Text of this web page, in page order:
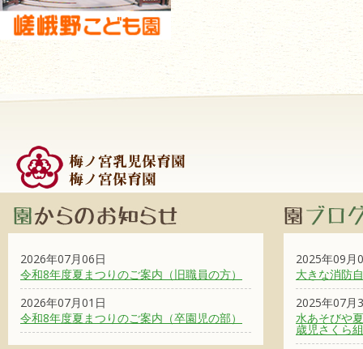
2026年07月06日
令和8年度夏まつりのご案内（旧職員の方）
2026年07月01日
令和8年度夏まつりのご案内（卒園児の部）
2025年09月
大きな消防
2025年07月
水あそびや
歳児さくら